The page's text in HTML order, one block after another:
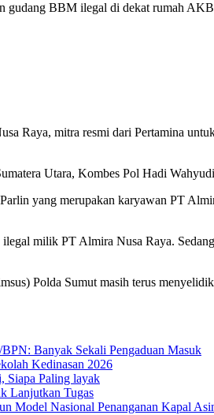
gudang BBM ilegal di dekat rumah
Raya, mitra resmi dari Pertamina
Utara, Kombes Pol Hadi
yang merupakan karyawan PT
milik PT Almira Nusa Raya.
Polda Sumut masih terus
Banyak Sekali Pengaduan Masuk
Kedinasan 2026
Siapa Paling layak
Lanjutkan Tugas
Model Nasional Penanganan Kapal